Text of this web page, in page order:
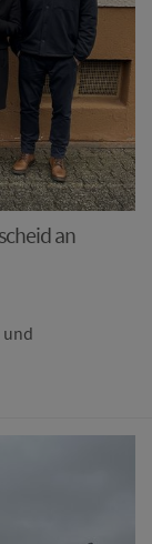
an
und